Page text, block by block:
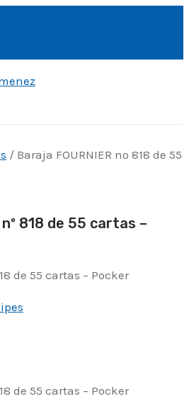
/ Baraja FOURNIER nº 818 de 55
818 de 55 cartas –
de 55 cartas – Pocker
de 55 cartas – Pocker